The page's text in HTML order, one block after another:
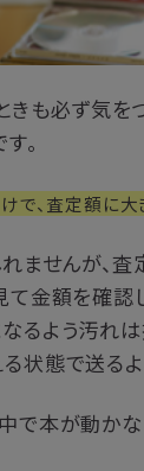
きも必ず気を
。
で、査定額に大
ませんが、
て金額を確認
るよう汚れ
状態で送るよ
で本が動か